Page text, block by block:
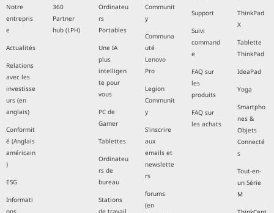
Notre
entrepris
e
Actualités
Relations
avec les
investisse
urs (en
anglais)
Conformit
é (Anglais
américain
)
ESG
Informati
ons
360
Partner
hub (LPH)
Ordinateu
rs
Portables
Une IA
plus
intelligen
te pour
vous
PC de
Gamer
Tablettes
Ordinateu
rs de
bureau
Stations
de travail
Communit
y
Communa
uté
Lenovo
Pro
Legion
Communit
y
S'inscrire
aux
emails et
newslette
rs
forums
(en
Support
Suivi
command
e
FAQ sur
les
produits
FAQ sur
les achats
ThinkPad
X
Tablette
ThinkPad
IdeaPad
Yoga
Smartpho
nes &
Objets
Connecté
s
Tout-en-
un Série
M